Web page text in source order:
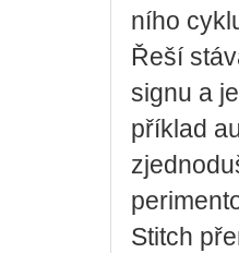
ní­ho
Řeší
sig­nu a
pří­klad
Stitch